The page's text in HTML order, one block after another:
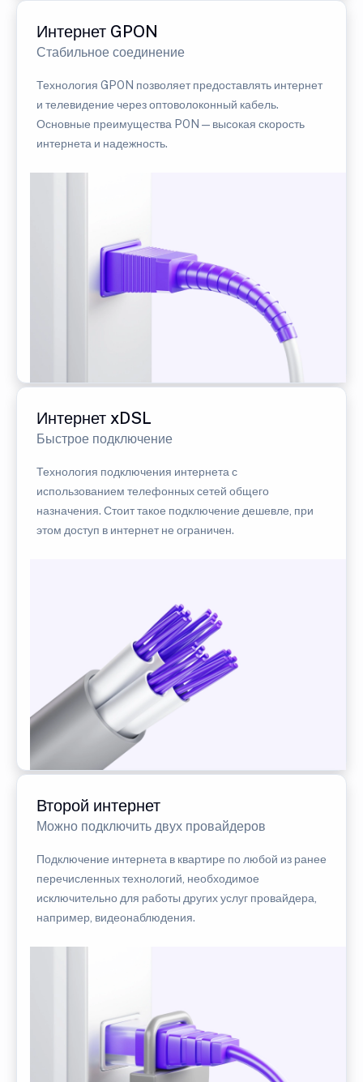
Интернет GPON
Стабильное соединение
Технология GPON позволяет предоставлять интернет
и телевидение через оптоволоконный кабель.
Основные преимущества PON — высокая скорость
интернета и надежность.
Интернет xDSL
Быстрое подключение
Технология подключения интернета с
использованием телефонных сетей общего
назначения. Стоит такое подключение дешевле, при
этом доступ в интернет не ограничен.
Второй интернет
Можно подключить двух провайдеров
Подключение интернета в квартире по любой из ранее
перечисленных технологий, необходимое
исключительно для работы других услуг провайдера,
например, видеонаблюдения.